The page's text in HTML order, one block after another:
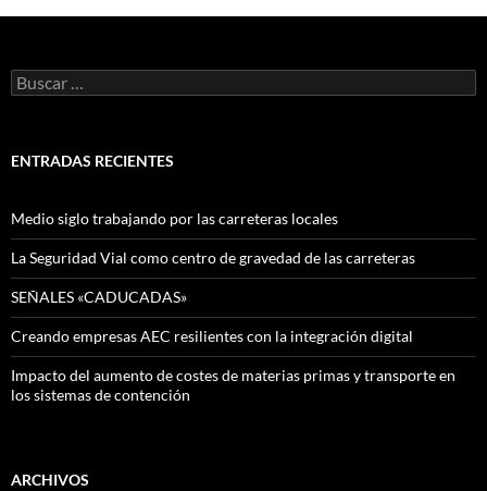
Buscar:
ENTRADAS RECIENTES
Medio siglo trabajando por las carreteras locales
La Seguridad Vial como centro de gravedad de las carreteras
SEÑALES «CADUCADAS»
Creando empresas AEC resilientes con la integración digital
Impacto del aumento de costes de materias primas y transporte en
los sistemas de contención
ARCHIVOS